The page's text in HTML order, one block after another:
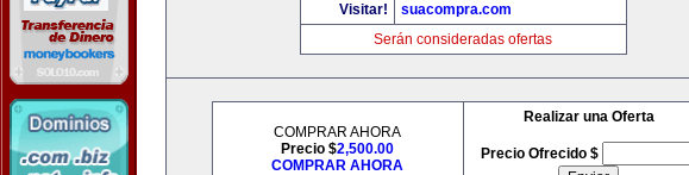
Visitar!
suacompra.com
Serán consideradas ofertas
COMPRAR AHORA
Precio $2,500.00
COMPRAR AHORA
Realizar una Oferta
Precio Ofrecido $